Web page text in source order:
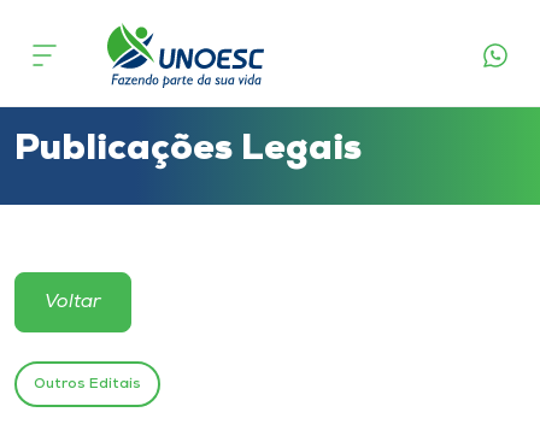
Cursos
Atendimento ao Estudante
Portal de Ensino
Publicações Legais
Voltar
Outros Editais